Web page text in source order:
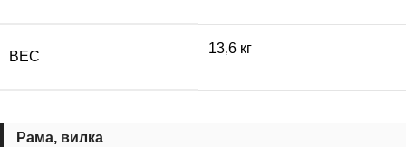
ВЕС
13,6 кг
Рама, вилка